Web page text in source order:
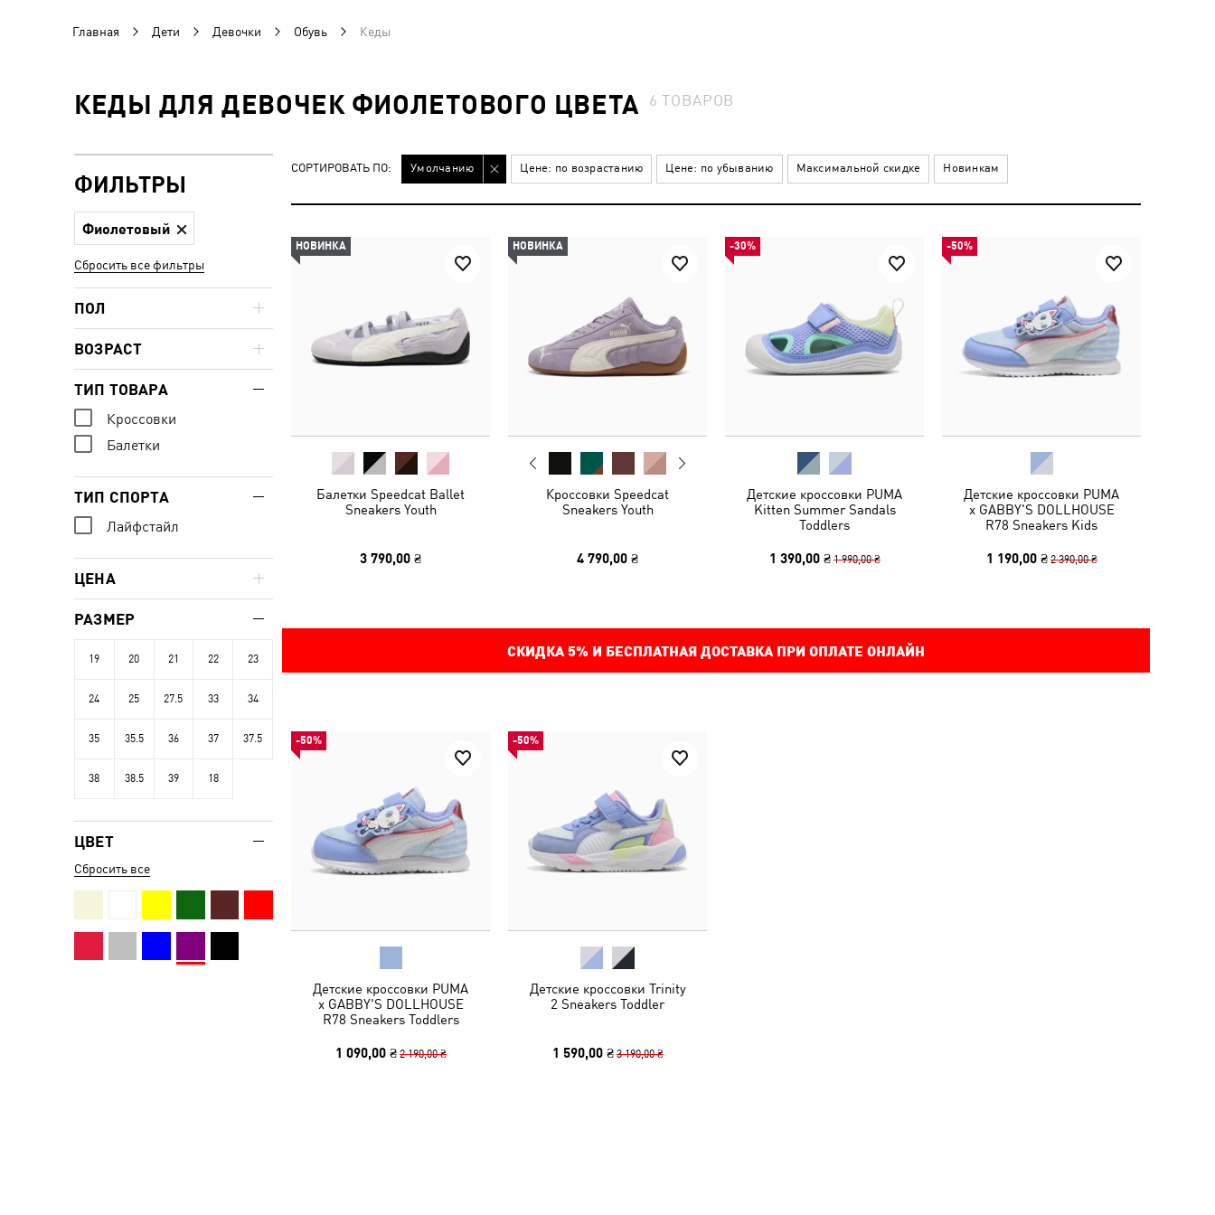
Главная Дети Девочки Обувь Кеды
КЕДЫ ДЛЯ ДЕВОЧЕК ФИОЛЕТОВОГО ЦВЕТА 6ТОВАРОВ
СОРТИРОВАТЬ ПО: Умолчанию Цене: по возрастанию Цене: по убыванию Максимальной скидке Новинкам
НОВИНКА
Балетки Speedcat Ballet
Sneakers Youth
3 790,00 ₴
НОВИНКА
Кроссовки Speedcat
Sneakers Youth
4 790,00 ₴
-30%
Детские кроссовки PUMA
Kitten Summer Sandals
Toddlers
1 390,00 ₴ 1 990,00 ₴
-50%
Детские кроссовки PUMA
x GABBY'S DOLLHOUSE
R78 Sneakers Kids
1 190,00 ₴ 2 390,00 ₴
СКИДКА 5% И БЕСПЛАТНАЯ ДОСТАВКА ПРИ ОПЛАТЕ ОНЛАЙН
-50%
Детские кроссовки PUMA
x GABBY'S DOLLHOUSE
R78 Sneakers Toddlers
1 090,00 ₴ 2 190,00 ₴
-50%
Детские кроссовки Trinity
2 Sneakers Toddler
1 590,00 ₴ 3 190,00 ₴
ФИЛЬТРЫ
Фиолетовый
Сбросить все фильтры
ПОЛ
ВОЗРАСТ
ТИП ТОВАРА
Кроссовки
Балетки
ТИП СПОРТА
Лайфстайл
ЦЕНА
РАЗМЕР
19 20 21 22 23
24 25 27.5 33 34
35 35.5 36 37 37.5
38 38.5 39 18
ЦВЕТ
Сбросить все